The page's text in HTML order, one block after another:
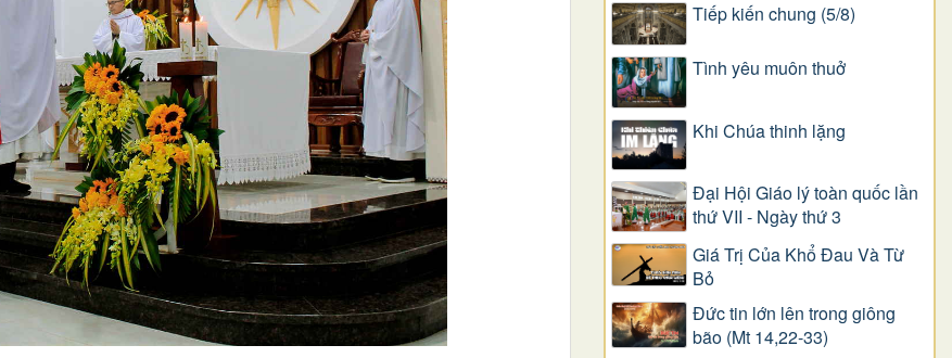
Tiếp kiến chung (5/8)
Tình yêu muôn thuở
Khi Chúa thinh lặng
Đại Hội Giáo lý toàn quốc lần
thứ VII - Ngày thứ 3
Giá Trị Của Khổ Ðau Và Từ
Bỏ
Đức tin lớn lên trong giông
bão (Mt 14,22-33)